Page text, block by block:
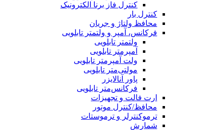
کنترل فاز برنا الکترونیک
کنترل بار
محافظ ولتاژ و جریان
فرکانس، آمپر و ولتمتر تابلویی
ولتمتر تابلویی
آمپرمتر تابلویی
ولت آمپرمتر تابلویی
مولتی‌متر تابلویی
پاور آنالایزر
فرکانس‌متر تابلویی
ارت فالت و تجهیزات
محافظ/کنترل موتور
ترموکنترلر و ترموستات
شمارش